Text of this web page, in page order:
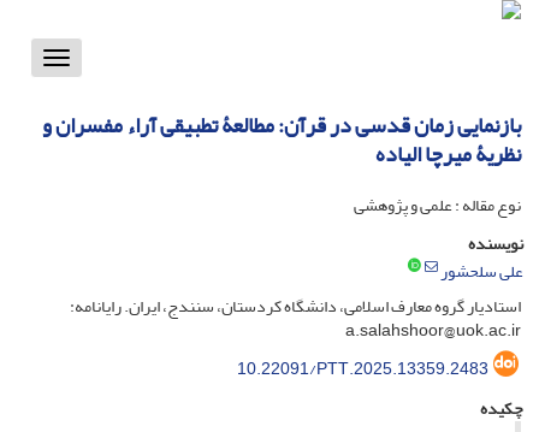
Toggle
بازنمایی زمان قدسی در قرآن: مطالعۀ تطبیقی آراء مفسران و
نظریۀ میرچا الیاده
نوع مقاله : علمی و پژوهشی
نویسنده
علی سلحشور
استادیار گروه معارف اسلامی، دانشگاه کردستان، سنندج، ایران. رایانامه:
a.salahshoor@uok.ac.ir
10.22091/PTT.2025.13359.2483
چکیده